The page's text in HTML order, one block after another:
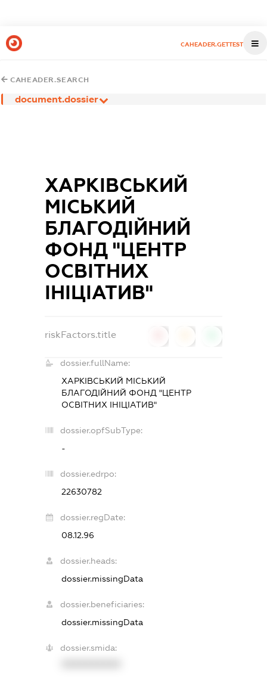
CAHEADER.GETTEST
CAHEADER.SEARCH
document.dossier
ХАРКІВСЬКИЙ
МІСЬКИЙ
БЛАГОДІЙНИЙ
ФОНД "ЦЕНТР
ОСВІТНИХ
ІНІЦІАТИВ"
riskFactors.title
dossier.fullName:
ХАРКІВСЬКИЙ МІСЬКИЙ
БЛАГОДІЙНИЙ ФОНД "ЦЕНТР
ОСВІТНИХ ІНІЦІАТИВ"
dossier.opfSubType:
-
dossier.edrpo:
22630782
dossier.regDate:
08.12.96
dossier.heads:
dossier.missingData
dossier.beneficiaries:
dossier.missingData
dossier.smida: